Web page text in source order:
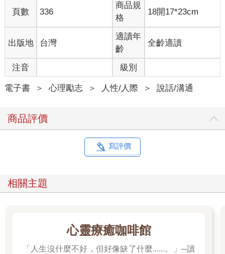
頁數 336
商品規
格
18開17*23cm
出版地 台灣
適讀年
齡
全齡適讀
注音 級別
電子書 ＞ 心理勵志 ＞ 人性/人際 ＞ 說話/溝通
商品評價
寫評價
相關主題
心靈療癒咖啡館
「人生沒什麼不好，但好像缺了什麼......。」─讀